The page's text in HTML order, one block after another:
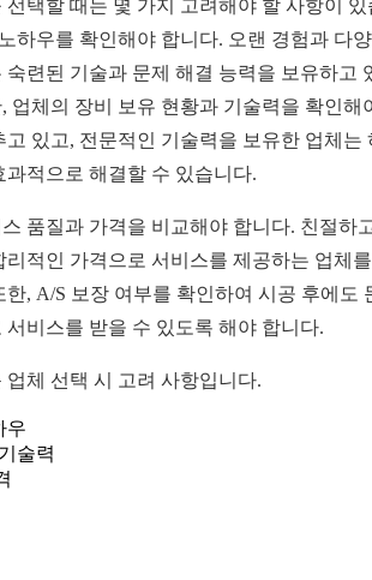
택할 때는 몇 가지 고려해야 할 사항이 있
하우를 확인해야 합니다. 오랜 경험과 다
련된 기술과 문제 해결 능력을 보유하고
업체의 장비 보유 현황과 기술력을 확인해
있고, 전문적인 기술력을 보유한 업체는
적으로 해결할 수 있습니다.
품질과 가격을 비교해야 합니다. 친절하
적인 가격으로 서비스를 제공하는 업체
, A/S 보장 여부를 확인하여 시공 후에도
비스를 받을 수 있도록 해야 합니다.
체 선택 시 고려 사항입니다.
우
술력